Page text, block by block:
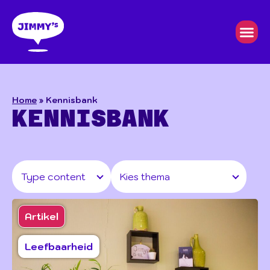
Home » Kennisbank
KENNISBANK
Artikel
Leefbaarheid